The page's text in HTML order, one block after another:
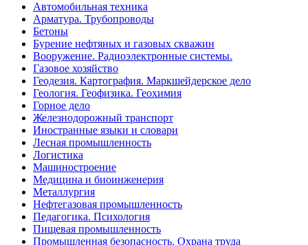
Автомобильная техника
Арматура. Трубопроводы
Бетоны
Бурение нефтяных и газовых скважин
Вооружение. Радиоэлектронные системы.
Газовое хозяйство
Геодезия. Картография. Маркшейдерское дело
Геология. Геофизика. Геохимия
Горное дело
Железнодорожный транспорт
Иностранные языки и словари
Лесная промышленность
Логистика
Машиностроение
Медицина и биоинженерия
Металлургия
Нефтегазовая промышленность
Педагогика. Психология
Пищевая промышленность
Промышленная безопасность. Охрана труда